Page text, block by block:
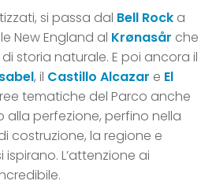
si passa dal Bell Rock a
New England al Krønasår che
storia naturale. E poi ancora il
, il Castillo Alcazar e El
tematiche del Parco anche
alla perfezione, perfino nella
costruzione, la regione e
L’attenzione ai